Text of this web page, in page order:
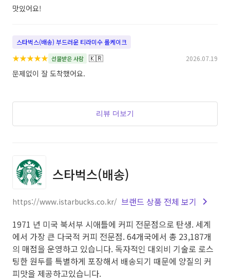
맛있어요!
스타벅스(배송) 부드러운 티라미수 롤케이크
★★★★★ 선물받은 사람 🇰🇷 2026.07.19
문제없이 잘 도착했어요.
리뷰 더보기
스타벅스(배송)
https://www.istarbucks.co.kr/ 브랜드 상품 전체 보기
1971 년 미국 북서부 시애틀에 커피 전문점으로 탄생. 세계
에서 가장 큰 다국적 커피 전문점. 64개국에서 총 23,187개
의 매점을 운영하고 있습니다. 독자적인 대외비 기술로 로스
팅한 원두를 특별하게 포장해서 배송되기 때문에 양질의 커
피맛을 제공하고있습니다.